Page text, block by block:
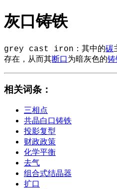
灰口铸铁
grey cast iron：其中的碳
存在，从而其断口 为暗灰色的铸
相关词条 ：
三相点
共晶白口铸铁
投影复型
财政政策
化学平衡
去气
组合式结晶器
扩口